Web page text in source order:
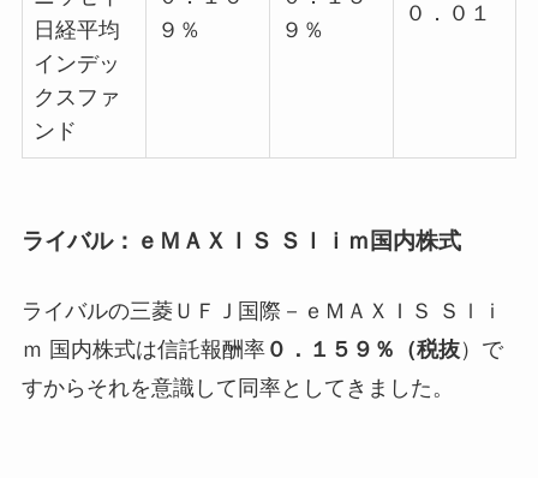
日経平均
インデッ
クスファ
ンド
９％
９％
０．０１
ライバル：ｅＭＡＸＩＳ Ｓｌｉｍ国内株式
ライバルの三菱ＵＦＪ国際－ｅＭＡＸＩＳ Ｓｌｉ
ｍ 国内株式は信託報酬率０．１５９％（税抜）で
すからそれを意識して 同率としてきました 。